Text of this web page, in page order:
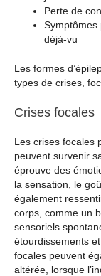
Perte de
Symptômes
déjà-vu
Les formes
types de crises,
Crises focales
Les crises focales
peuvent survenir
éprouve des
la sensation, le
également
corps, comme un
sensoriels
étourdissements
focales peuvent
altérée, lorsque